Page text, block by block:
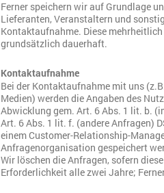
Ferner speichern wir auf Grundlage
Lieferanten, Veranstaltern und
Kontaktaufnahme. Diese
grundsätzlich dauerhaft.
Kontaktaufnahme
Bei der Kontaktaufnahme mit uns
Medien) werden die Angaben des
Abwicklung gem. Art. 6 Abs. 1 lit. b.
Art. 6 Abs. 1 lit. f. (andere Anfragen)
einem Customer-Relationship-
Anfragenorganisation gespeichert
Wir löschen die Anfragen, sofern
Erforderlichkeit alle zwei Jahre;